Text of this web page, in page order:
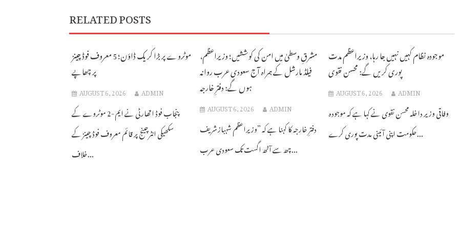
RELATED POSTS
موٹروے پر بڑا کریک ڈاؤن؛ 5 معروف فوڈ چینز
پر چھاپے
AUGUST 6, 2026 ADMIN
پنجاب فوڈ اتھارٹی نے ایم-2 موٹروے کے
سکھیکی انٹرچینج پر قائم معروف فوڈ چینز کے
خلاف...
مشرقِ وسطیٰ میں امن کی کوششیں؛ وزیراعظم،
فیلڈ مارشل کے ہمراہ آج سعودی عرب روانہ
ہوں گے: دفترِ خارجہ
AUGUST 6, 2026 ADMIN
دفترِ خارجہ کا کہنا ہے کہ ”وزیراعظم شہباز شریف
چھ سے آٹھ اگست تک سعودی عرب...
موجودہ نظام کہیں نہیں جا رہا، وزیراعظم مدت
پوری کریں گے: محسن نقوی
AUGUST 6, 2026 ADMIN
وفاقی وزیر داخلہ محسن نقوی نے کہا ہے کہ موجودہ
حکومت اپنی آئینی مدت پوری کرے...